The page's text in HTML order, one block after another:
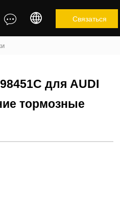
  Связаться
для AUDI
тормозные